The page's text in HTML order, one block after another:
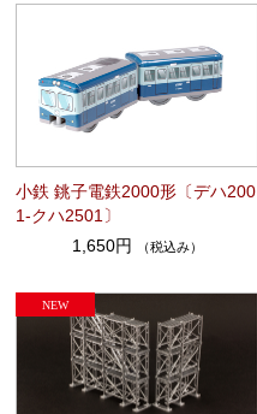
小鉄 銚子電鉄2000形〔デハ200
1-クハ2501〕
1,650円
（税込み）